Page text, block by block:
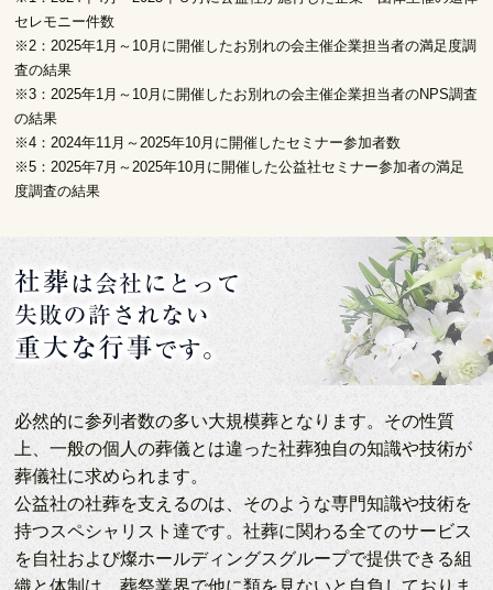
セレモニー件数
※2：2025年1月～10月に開催したお別れの会主催企業担当者の満足度調
査の結果
※3：2025年1月～10月に開催したお別れの会主催企業担当者のNPS調査
の結果
※4：2024年11月～2025年10月に開催したセミナー参加者数
※5：2025年7月～2025年10月に開催した公益社セミナー参加者の満足
度調査の結果
必然的に参列者数の多い大規模葬となります。その性質
上、一般の個人の葬儀とは違った社葬独自の知識や技術が
葬儀社に求められます。
公益社の社葬を支えるのは、そのような専門知識や技術を
持つスペシャリスト達です。社葬に関わる全てのサービス
を自社および燦ホールディングスグループで提供できる組
織と体制は、葬祭業界で他に類を見ないと自負しておりま